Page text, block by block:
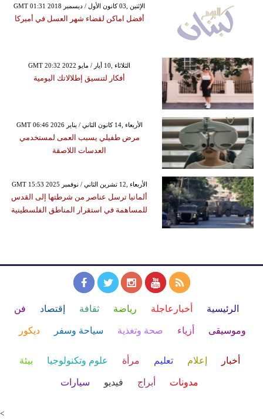
GMT 01:31 2018 الإثنين ,03 كانون الأول / ديسمبر
أفضل اماكن لقضاء شهر العسل في أميركا
GMT 20:32 2022 الثلاثاء ,10 أيار / مايو
أفكار لتنسيق إطلالاتك اليومية
GMT 06:46 2026 الأربعاء ,14 كانون الثاني / يناير
مرض طفيلي يسبب العمى لمستخدمي
العدسات اللاصقة
GMT 15:53 2025 الأربعاء ,12 تشرين الثاني / نوفمبر
ألمانيا ترسل عناصر من شرطتها إلى القدس
للمساهمة في استقرار المناطق الفلسطينية
الرئيسية أخبارعاجلة رياضة ثقافة إقتصاد فن
وموسيقى أزياء صحة وتغذية سياحة وسفر ديكور
أخبار إعلام تعليم مرأة علوم وتكنولوجيا بيئة
مدونات أبراج فيديو سيارات
<